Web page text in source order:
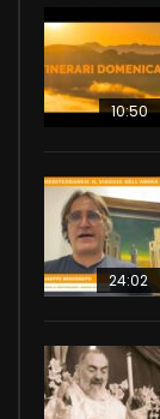
10:50
24:02